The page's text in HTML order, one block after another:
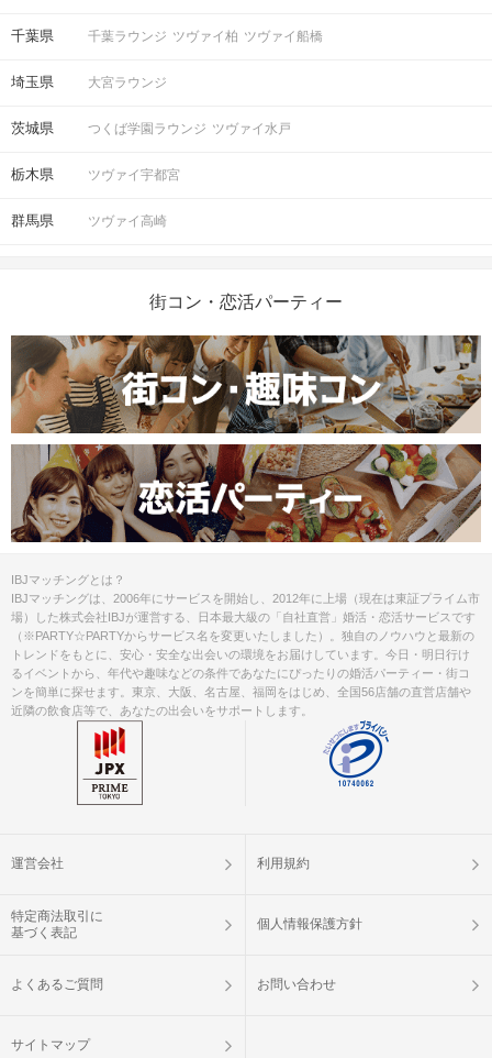
千葉県 千葉ラウンジ ツヴァイ柏 ツヴァイ船橋
埼玉県 大宮ラウンジ
茨城県 つくば学園ラウンジ ツヴァイ水戸
栃木県 ツヴァイ宇都宮
群馬県 ツヴァイ高崎
街コン・恋活パーティー
IBJマッチングとは？
IBJマッチングは、2006年にサービスを開始し、2012年に上場（現在は東証プライム市
場）した株式会社IBJが運営する、日本最大級の「自社直営」婚活・恋活サービスです
（※PARTY☆PARTYからサービス名を変更いたしました）。独自のノウハウと最新の
トレンドをもとに、安心・安全な出会いの環境をお届けしています。今日・明日行け
るイベントから、年代や趣味などの条件であなたにぴったりの婚活パーティー・街コ
ンを簡単に探せます。東京、大阪、名古屋、福岡をはじめ、全国56店舗の直営店舗や
近隣の飲食店等で、あなたの出会いをサポートします。
運営会社 利用規約
特定商法取引に
基づく表記
個人情報保護方針
よくあるご質問 お問い合わせ
サイトマップ